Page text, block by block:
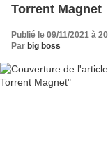
Torrent Magnet
Publié le 09/11/2021 à
Par big boss